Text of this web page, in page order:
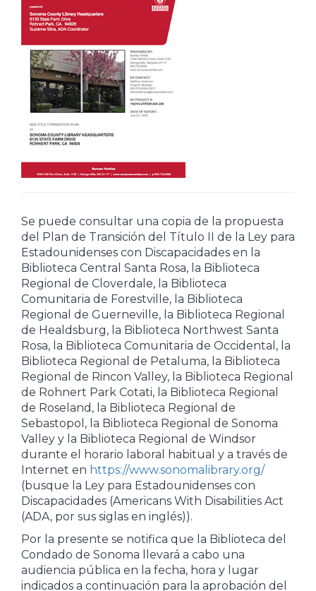
Se puede consultar una copia de la propuesta
del Plan de Transición del Título II de la Ley para
Estadounidenses con Discapacidades en la
Biblioteca Central Santa Rosa, la Biblioteca
Regional de Cloverdale, la Biblioteca
Comunitaria de Forestville, la Biblioteca
Regional de Guerneville, la Biblioteca Regional
de Healdsburg, la Biblioteca Northwest Santa
Rosa, la Biblioteca Comunitaria de Occidental, la
Biblioteca Regional de Petaluma, la Biblioteca
Regional de Rincon Valley, la Biblioteca Regional
de Rohnert Park Cotati, la Biblioteca Regional
de Roseland, la Biblioteca Regional de
Sebastopol, la Biblioteca Regional de Sonoma
Valley y la Biblioteca Regional de Windsor
durante el horario laboral habitual y a través de
Internet en https://www.sonomalibrary.org/
(busque la Ley para Estadounidenses con
Discapacidades (Americans With Disabilities Act
(ADA, por sus siglas en inglés)).
Por la presente se notifica que la Biblioteca del
Condado de Sonoma llevará a cabo una
audiencia pública en la fecha, hora y lugar
indicados a continuación para la aprobación del